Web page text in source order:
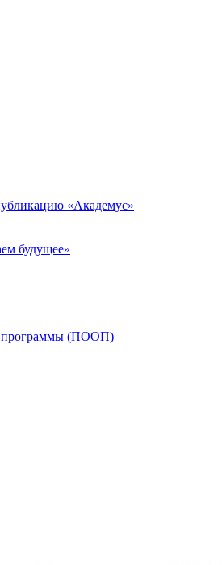
«Академус»
будущее»
программы (ПООП)